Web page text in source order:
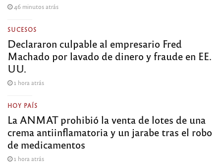
46 minutos atrás
SUCESOS
Declararon culpable al empresario Fred
Machado por lavado de dinero y fraude en EE.
UU.
1 hora atrás
HOY PAÍS
La ANMAT prohibió la venta de lotes de una
crema antiinflamatoria y un jarabe tras el robo
de medicamentos
1 hora atrás